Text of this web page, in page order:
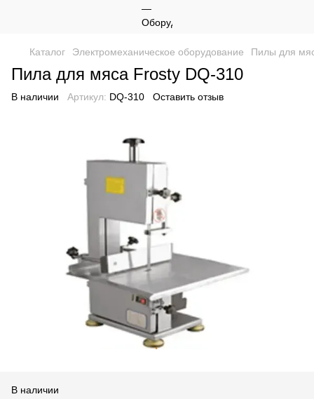
Каталог Электромеханическое оборудование Пилы для
Пила для мяса Frosty DQ-310
В наличии Артикул: DQ-310 Оставить отзыв
В наличии